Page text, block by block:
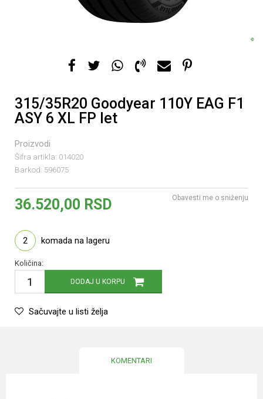
315/35R20 Goodyear 110Y EAG F1
ASY 6 XL FP let
Proizvodi
Šifra artikla: 014020
Barkod: 596075
36.520,00 RSD Obavesti me o sniženju
2 komada na lageru
Količina:
DODAJ U KORPU
Sačuvajte u listi želja
KOMENTARI